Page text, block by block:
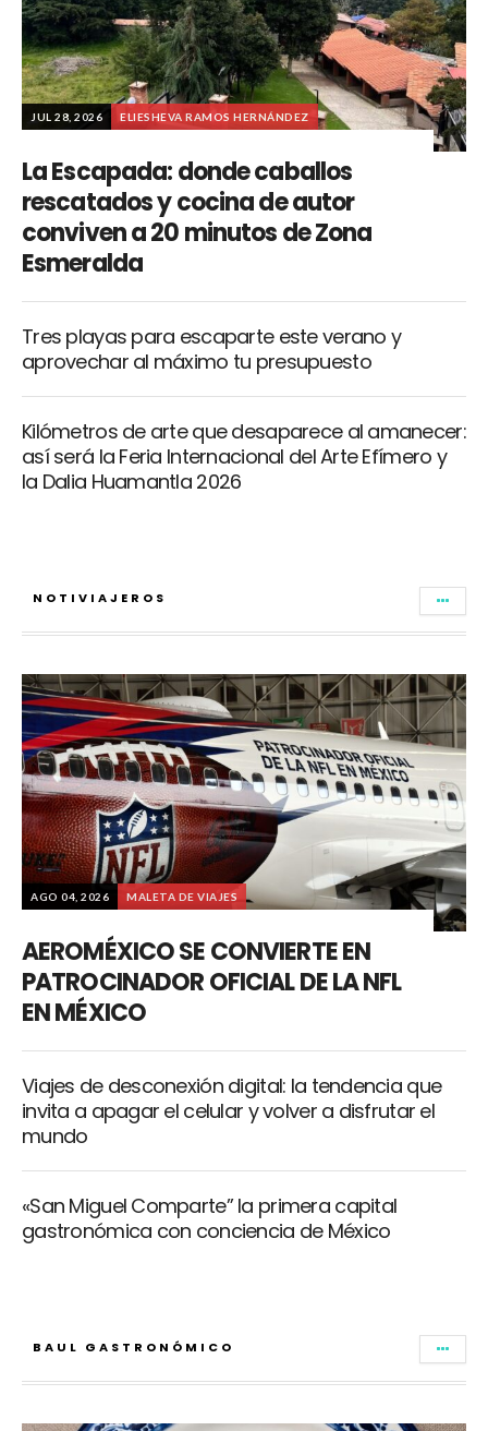
JUL 28, 2026 ELIESHEVA RAMOS HERNÁNDEZ
La Escapada: donde caballos
rescatados y cocina de autor
conviven a 20 minutos de Zona
Esmeralda
Tres playas para escaparte este verano y
aprovechar al máximo tu presupuesto
Kilómetros de arte que desaparece al amanecer:
así será la Feria Internacional del Arte Efímero y
la Dalia Huamantla 2026
NOTIVIAJEROS
AGO 04, 2026 MALETA DE VIAJES
AEROMÉXICO SE CONVIERTE EN
PATROCINADOR OFICIAL DE LA NFL
EN MÉXICO
Viajes de desconexión digital: la tendencia que
invita a apagar el celular y volver a disfrutar el
mundo
«San Miguel Comparte” la primera capital
gastronómica con conciencia de México
BAUL GASTRONÓMICO